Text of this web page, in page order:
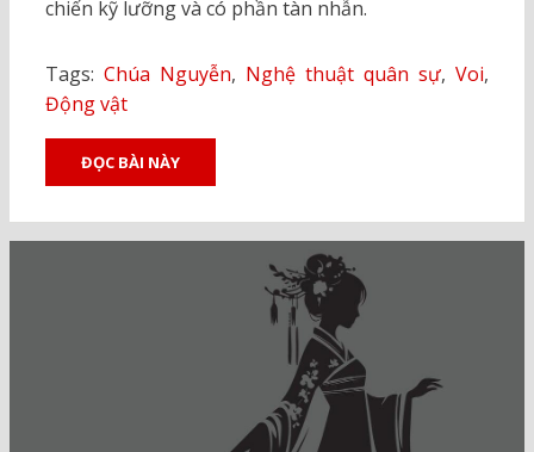
chiến kỹ lưỡng và có phần tàn nhẫn.
Tags: Chúa Nguyễn, Nghệ thuật quân sự, Voi,
Động vật
ĐỌC BÀI NÀY